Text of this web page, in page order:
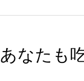
あなたも